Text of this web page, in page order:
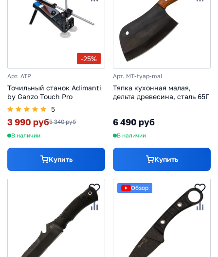
-25%
Арт. ATP
Точильный станок Adimanti
by Ganzo Touch Pro
5
3 990 руб5 340 руб
В наличии
Купить
Арт. MT-tyap-mal
Тяпка кухонная малая,
дельта древесина, сталь 65Г
6 490 руб
В наличии
Купить
Обзор